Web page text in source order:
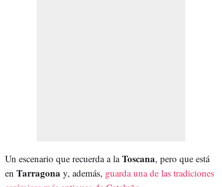
Un escenario que recuerda a laToscana, pero que está
en Tarragona y, además, guarda una de las tradiciones